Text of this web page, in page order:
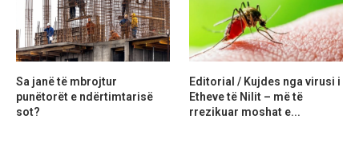
Sa janë të mbrojtur
punëtorët e ndërtimtarisë
sot?
Editorial / Kujdes nga virusi i
Etheve të Nilit – më të
rrezikuar moshat e...